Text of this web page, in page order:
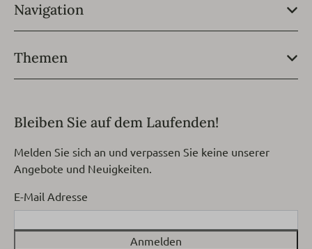
Navigation
Themen
Bleiben Sie auf dem Laufenden!
Melden Sie sich an und verpassen Sie keine unserer
Angebote und Neuigkeiten.
E-Mail Adresse
Anmelden